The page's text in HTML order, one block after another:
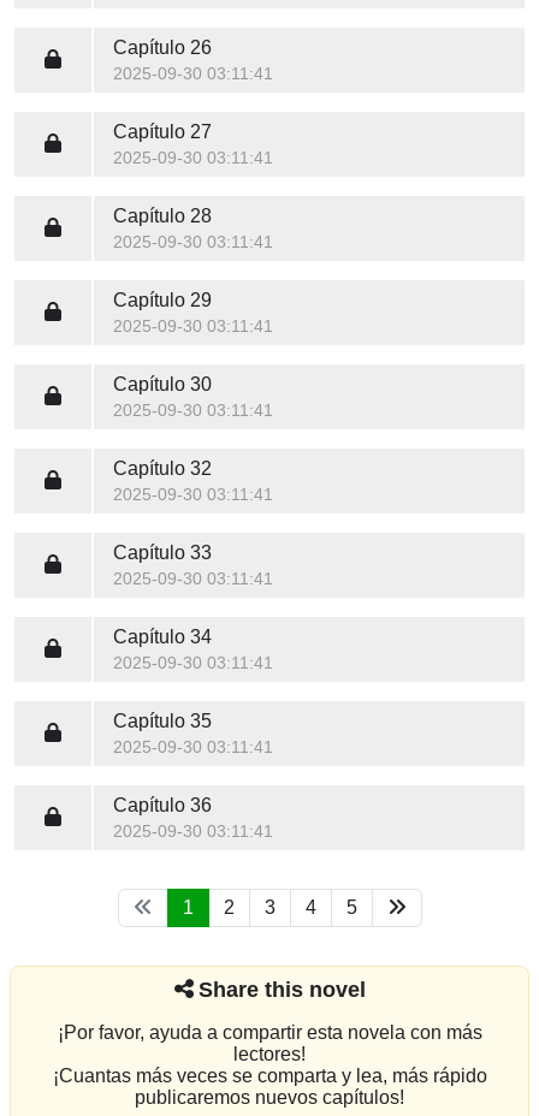
Capítulo 26
2025-09-30 03:11:41
Capítulo 27
2025-09-30 03:11:41
Capítulo 28
2025-09-30 03:11:41
Capítulo 29
2025-09-30 03:11:41
Capítulo 30
2025-09-30 03:11:41
Capítulo 32
2025-09-30 03:11:41
Capítulo 33
2025-09-30 03:11:41
Capítulo 34
2025-09-30 03:11:41
Capítulo 35
2025-09-30 03:11:41
Capítulo 36
2025-09-30 03:11:41
1 2 3 4 5
Share this novel
¡Por favor, ayuda a compartir esta novela con más
lectores!
¡Cuantas más veces se comparta y lea, más rápido
publicaremos nuevos capítulos!